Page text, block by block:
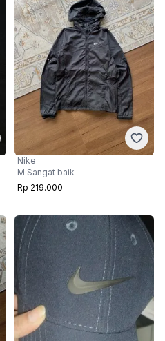
Nike
M·Sangat baik
Rp 219.000